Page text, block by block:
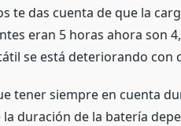
te das cuenta de que la
eran 5 horas ahora son
se está deteriorando con
tener siempre en cuenta
duración de la batería